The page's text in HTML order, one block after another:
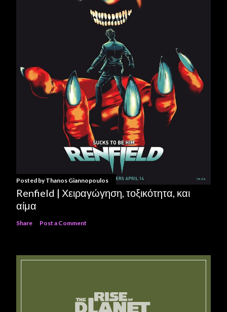
Posted byThanos Giannopoulos
Renfield | Χειραγώγηση, τοξικότητα, και
αίμα
Share Post a Comment